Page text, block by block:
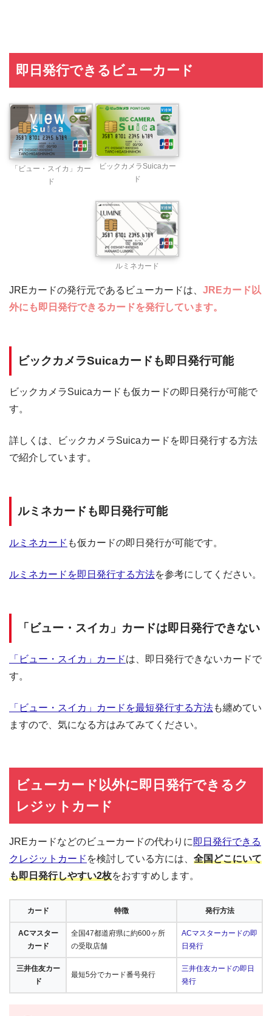
即日発行できるビューカード
「ビュー・スイカ」カー
ド
ビックカメラSuicaカー
ド
ルミネカード
JREカードの発行元であるビューカードは、 JREカード以
外にも即日発行できるカードを発行しています。
ビックカメラSuicaカードも即日発行可能
ビックカメラSuicaカードも仮カードの即日発行が可能で
す。
詳しくは、ビックカメラSuicaカードを即日発行する方法
で紹介しています。
ルミネカードも即日発行可能
ルミネカード も仮カードの即日発行が可能です。
ルミネカードを即日発行する方法を参考にしてください。
「ビュー・スイカ」カードは即日発行できない
「ビュー・スイカ」カードは、即日発行できないカードで
す。
「ビュー・スイカ」カードを最短発行する方法も纏めてい
ますので、気になる方はみてみてください。
ビューカード以外に即日発行できるク
レジットカード
JREカードなどのビューカードの代わりに 即日発行できる
クレジットカード を検討している方には、 全国どこにいて
も即日発行しやすい2枚をおすすめします。
カード 特徴 発行方法
ACマスター
カード
全国47都道府県に約600ヶ所
の受取店舗
ACマスターカードの即
日発行
三井住友カー
ド
最短5分でカード番号発行
三井住友カードの即日
発行